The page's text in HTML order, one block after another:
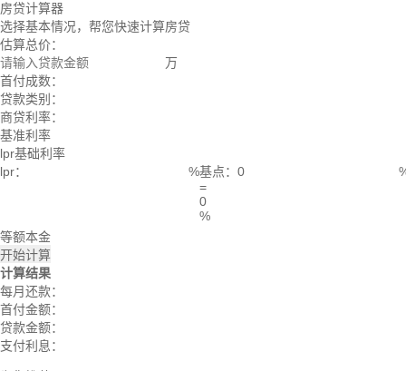
房贷计算器
选择基本情况，帮您快速计算房贷
估算总价：
万
首付成数：
贷款类别：
商贷利率：
基准利率
lpr基础利率
lpr：
%基点：
=
0
%
等额本金
开始计算
计算结果
每月还款：
首付金额：
贷款金额：
支付利息：